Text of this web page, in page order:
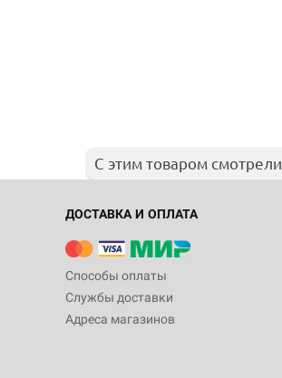
С этим товаром смотрели
ДОСТАВКА И ОПЛАТА
Способы оплаты
Службы доставки
Адреса магазинов